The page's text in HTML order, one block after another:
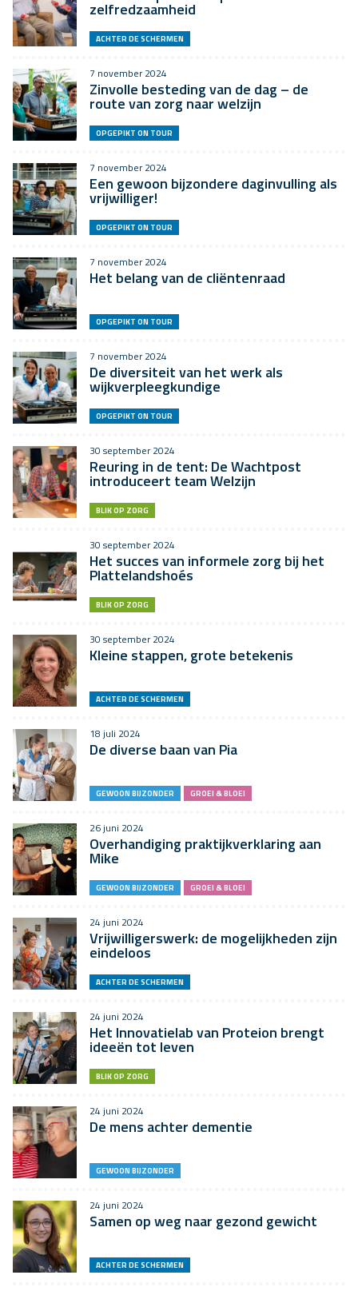
zelfredzaamheid
ACHTER DE SCHERMEN
7 november 2024
Zinvolle besteding van de dag – de
route van zorg naar welzijn
OPGEPIKT ON TOUR
7 november 2024
Een gewoon bijzondere daginvulling als
vrijwilliger!
OPGEPIKT ON TOUR
7 november 2024
Het belang van de cliëntenraad
OPGEPIKT ON TOUR
7 november 2024
De diversiteit van het werk als
wijkverpleegkundige
OPGEPIKT ON TOUR
30 september 2024
Reuring in de tent: De Wachtpost
introduceert team Welzijn
BLIK OP ZORG
30 september 2024
Het succes van informele zorg bij het
Plattelandshoés
BLIK OP ZORG
30 september 2024
Kleine stappen, grote betekenis
ACHTER DE SCHERMEN
18 juli 2024
De diverse baan van Pia
GEWOON BIJZONDER GROEI & BLOEI
26 juni 2024
Overhandiging praktijkverklaring aan
Mike
GEWOON BIJZONDER GROEI & BLOEI
24 juni 2024
Vrijwilligerswerk: de mogelijkheden zijn
eindeloos
ACHTER DE SCHERMEN
24 juni 2024
Het Innovatielab van Proteion brengt
ideeën tot leven
BLIK OP ZORG
24 juni 2024
De mens achter dementie
GEWOON BIJZONDER
24 juni 2024
Samen op weg naar gezond gewicht
ACHTER DE SCHERMEN